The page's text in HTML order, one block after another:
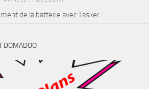
de la batterie avec Tasker
DOMADOO